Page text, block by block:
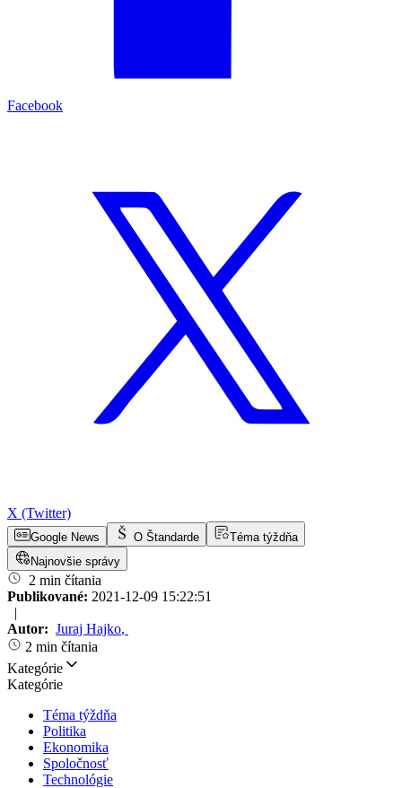
Facebook
X (Twitter)
Google News O Štandarde
Téma týždňa
Najnovšie správy
2 min čítania
Publikované: 2021-12-09 15:22:51
|
Autor: Juraj Hajko,
2 min čítania
Kategórie
Kategórie
Téma týždňa
Politika
Ekonomika
Spoločnosť
Technológie